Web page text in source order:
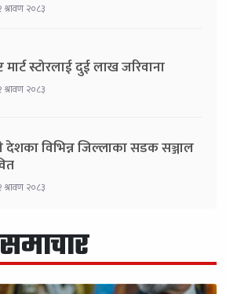
श्रावण २०८३
मार्ट स्टोरलाई दुई लाख जरिवाना
श्रावण २०८३
देशका विभिन्न जिल्लाका सडक सञ्जाल
श्रावण २०८३